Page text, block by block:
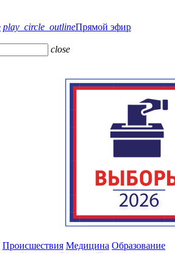
play_circle_outlineПрямой эфир
close
Происшествия Медицина Образование